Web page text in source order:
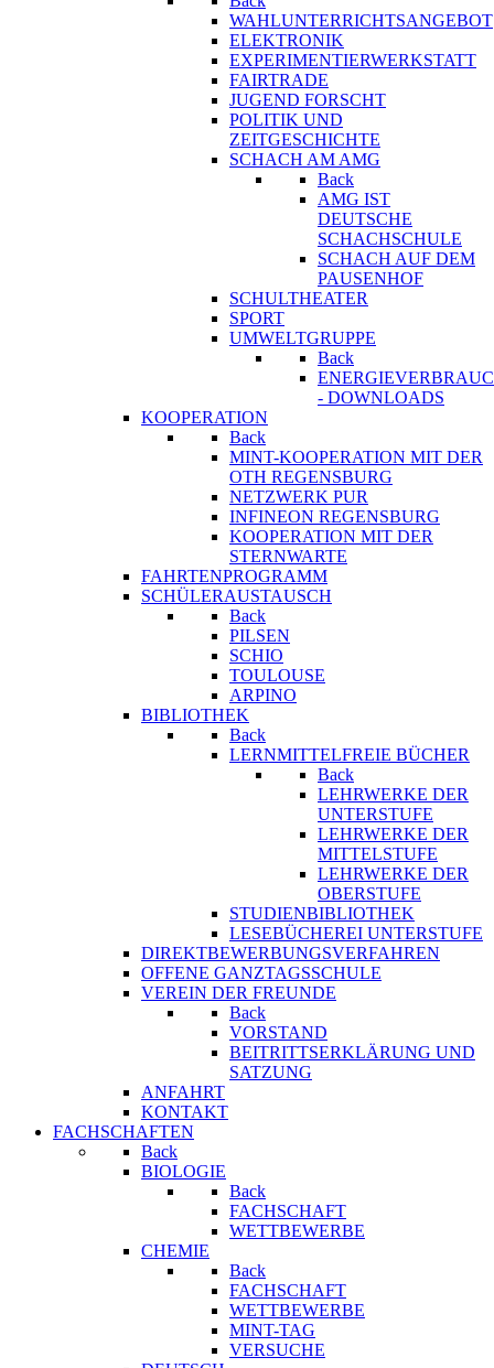
WAHLUNTERRICHTSANGEBOT
ELEKTRONIK
EXPERIMENTIERWERKSTATT
FAIRTRADE
JUGEND FORSCHT
POLITIK UND
ZEITGESCHICHTE
SCHACH AM AMG
Back
AMG IST
DEUTSCHE
SCHACHSCHULE
SCHACH AUF DEM
PAUSENHOF
SCHULTHEATER
SPORT
UMWELTGRUPPE
Back
- DOWNLOADS
KOOPERATION
Back
MINT-KOOPERATION MIT DER
OTH REGENSBURG
NETZWERK PUR
INFINEON REGENSBURG
KOOPERATION MIT DER
STERNWARTE
FAHRTENPROGRAMM
SCHÜLERAUSTAUSCH
Back
PILSEN
SCHIO
TOULOUSE
ARPINO
BIBLIOTHEK
Back
LERNMITTELFREIE BÜCHER
Back
LEHRWERKE DER
UNTERSTUFE
LEHRWERKE DER
MITTELSTUFE
LEHRWERKE DER
OBERSTUFE
STUDIENBIBLIOTHEK
LESEBÜCHEREI UNTERSTUFE
DIREKTBEWERBUNGSVERFAHREN
OFFENE GANZTAGSSCHULE
VEREIN DER FREUNDE
Back
VORSTAND
BEITRITTSERKLÄRUNG UND
SATZUNG
ANFAHRT
KONTAKT
FACHSCHAFTEN
Back
BIOLOGIE
Back
FACHSCHAFT
WETTBEWERBE
CHEMIE
Back
FACHSCHAFT
WETTBEWERBE
MINT-TAG
VERSUCHE